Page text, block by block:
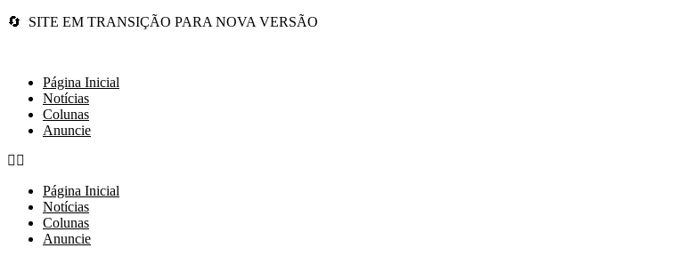
🔄 SITE EM TRANSIÇÃO PARA NOVA VERSÃO
Página Inicial
Notícias
Colunas
Anuncie
Página Inicial
Notícias
Colunas
Anuncie